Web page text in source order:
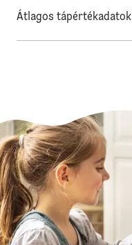
Átlagos tápértékadatok